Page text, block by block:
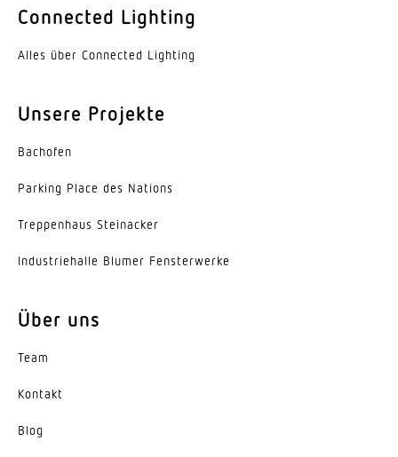
Connected Lighting
Alles über Connected Lighting
Unsere Projekte
Bachofen
Parking Place des Nations
Trep­penhaus Steinacker
Indus­trie­halle Blumer Fensterwerke
Über uns
Team
Kontakt
Blog